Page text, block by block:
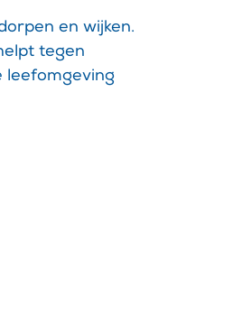
en wijken.
tegen
leefomgeving